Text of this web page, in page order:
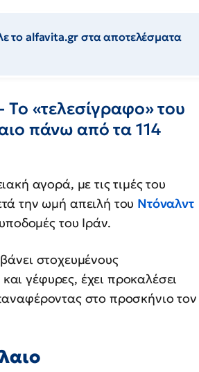
το alfavita.gr στα αποτελέσματα
Το «τελεσίγραφο» του
πάνω από τα 114
αγορά, με τις τιμές του
την ωμή απειλή του Ντόναλντ
του Ιράν.
στοχευμένους
γέφυρες, έχει προκαλέσει
στο προσκήνιο τον